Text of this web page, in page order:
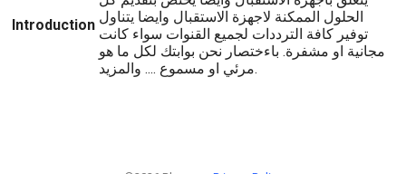
Introduction الحلول الممكنة لاجهزة الاستقبال وايضا يتناول
توفير كافة الترددات لجميع القنوات سواء كانت
مجانية او مشفرة. باءختصار نحن بوابتك لكل ما هو
مرئي او مسموع .... والمزيد.